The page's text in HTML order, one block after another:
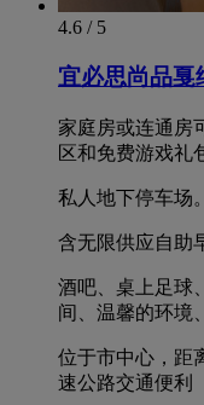
4.6 / 5
宜必思尚品戛
家庭房或连通房
区和免费游戏礼
私人地下停车场
含无限供应自助
酒吧、桌上足球
间、温馨的环境
位于市中心，距
速公路交通便利